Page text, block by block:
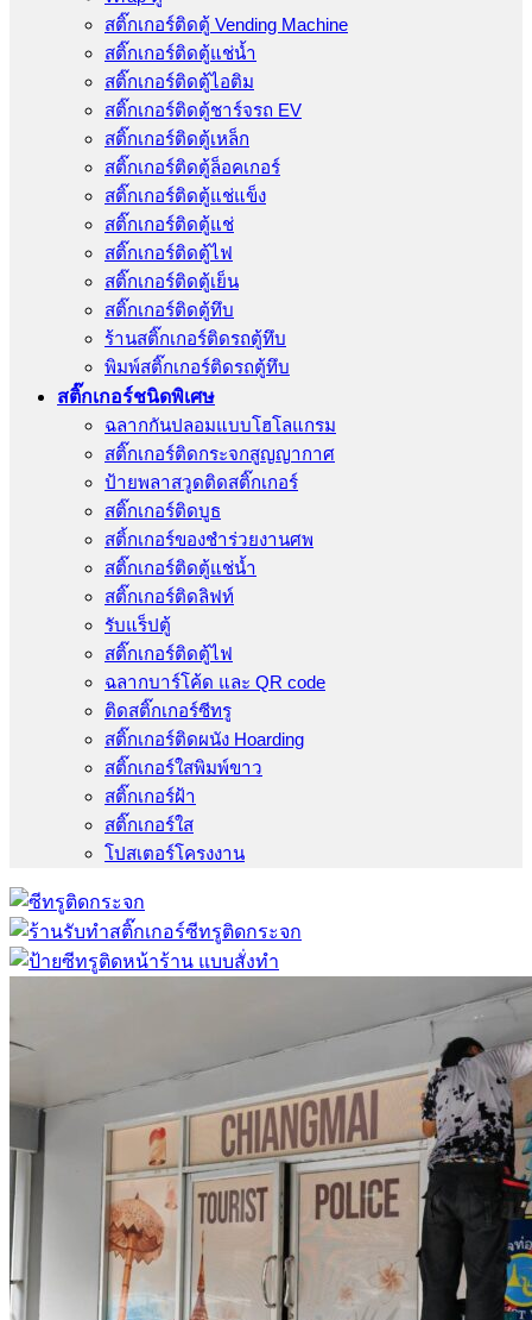
สติ๊กเกอร์ติดตู้ Vending Machine
สติ๊กเกอร์ติดตู้แช่น้ำ
สติ๊กเกอร์ติดตู้ไอติม
สติ๊กเกอร์ติดตู้ชาร์จรถ EV
สติ๊กเกอร์ติดตู้เหล็ก
สติ๊กเกอร์ติดตู้ล็อคเกอร์
สติ๊กเกอร์ติดตู้แช่แข็ง
สติ๊กเกอร์ติดตู้แช่
สติ๊กเกอร์ติดตู้ไฟ
สติ๊กเกอร์ติดตู้เย็น
สติ๊กเกอร์ติดตู้ทึบ
ร้านสติ๊กเกอร์ติดรถตู้ทึบ
พิมพ์สติ๊กเกอร์ติดรถตู้ทึบ
สติ๊กเกอร์ชนิดพิเศษ
ฉลากกันปลอมแบบโฮโลแกรม
สติ๊กเกอร์ติดกระจกสูญญากาศ
ป้ายพลาสวูดติดสติ๊กเกอร์
สติ๊กเกอร์ติดบูธ
สติ้กเกอร์ของชำร่วยงานศพ
สติ๊กเกอร์ติดตู้แช่น้ำ
สติ๊กเกอร์ติดลิฟท์
รับแร็ปตู้
สติ๊กเกอร์ติดตู้ไฟ
ฉลากบาร์โค้ด และ QR code
ติดสติ๊กเกอร์ซีทรู
สติ๊กเกอร์ติดผนัง Hoarding
สติ๊กเกอร์ใสพิมพ์ขาว
สติ๊กเกอร์ฝ้า
สติ๊กเกอร์ใส
โปสเตอร์โครงงาน